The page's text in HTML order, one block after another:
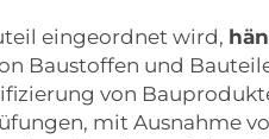
eingeordnet wird,
Baustoffen und
von
mit Ausnahme